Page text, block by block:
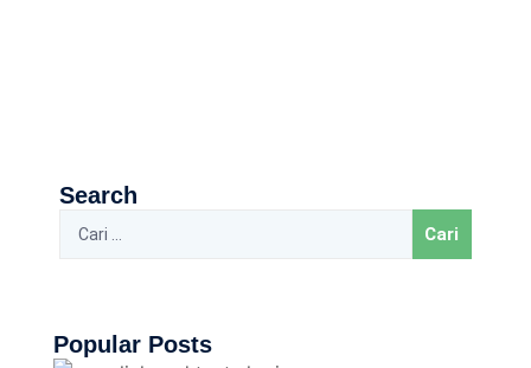
Search
Popular Posts